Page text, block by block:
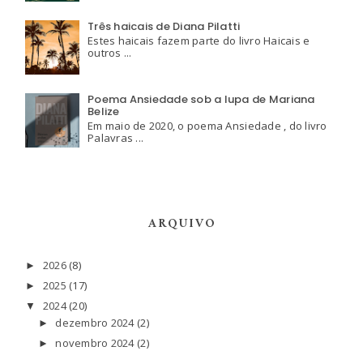
Três haicais de Diana Pilatti
Estes haicais fazem parte do livro Haicais e
outros ...
Poema Ansiedade sob a lupa de Mariana
Belize
Em maio de 2020, o poema Ansiedade , do livro
Palavras ...
ARQUIVO
► 2026 (8)
► 2025 (17)
▼ 2024(20)
► dezembro 2024 (2)
►novembro 2024 (2)